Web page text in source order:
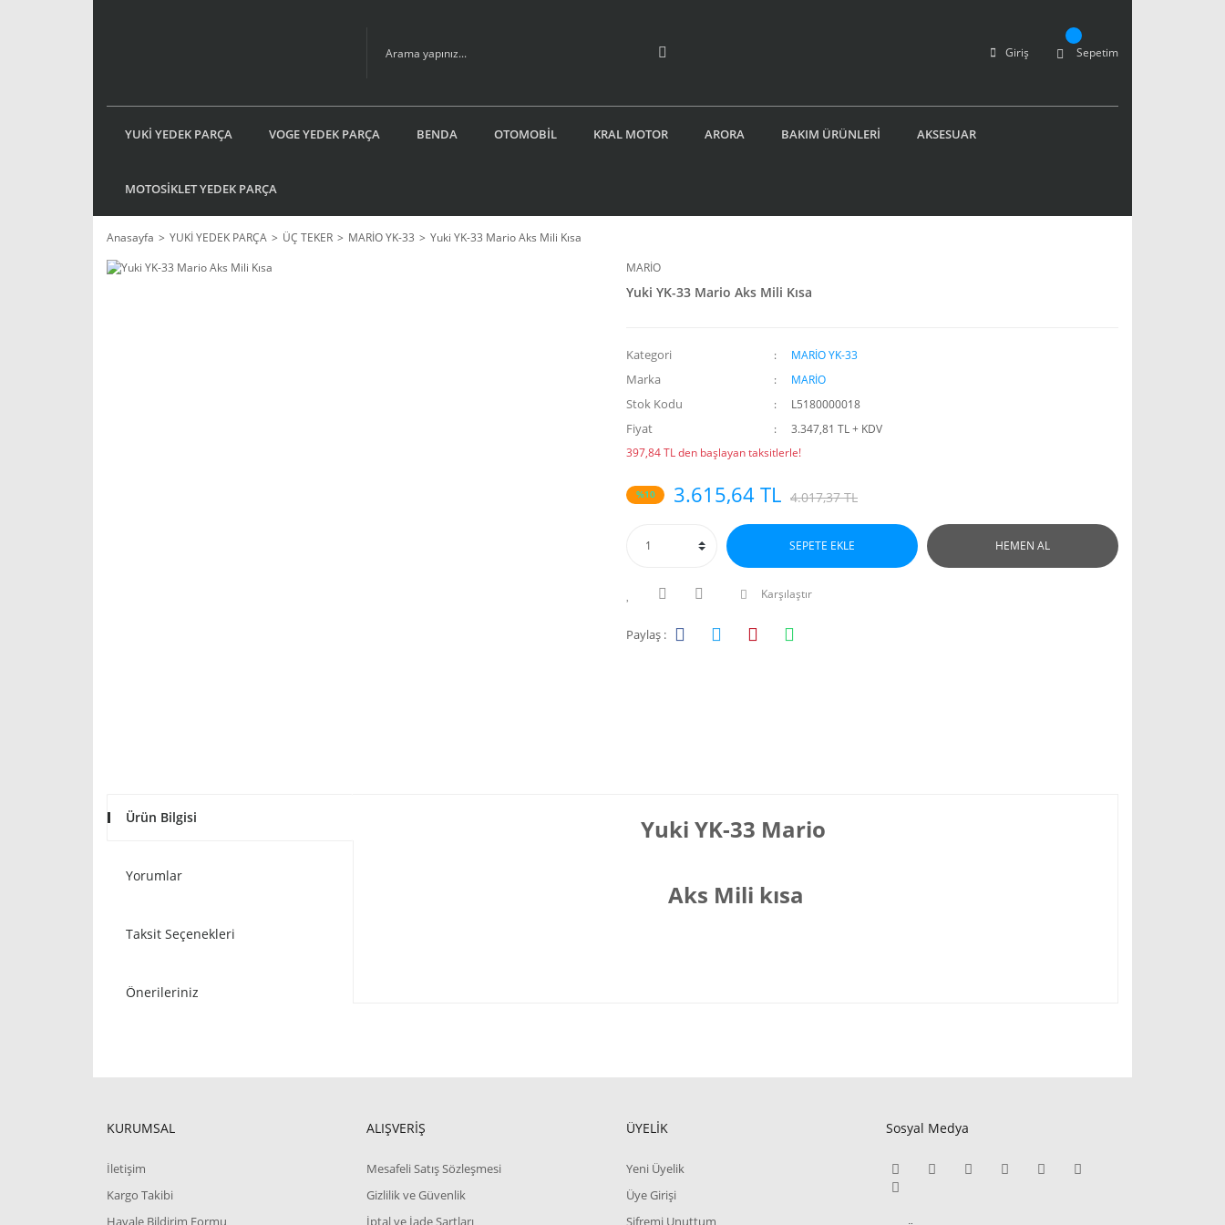
Giriş Sepetim
YUKİ YEDEK PARÇA VOGE YEDEK PARÇA BENDA OTOMOBİL KRAL MOTOR ARORA BAKIM ÜRÜNLERİ AKSESUAR
MOTOSİKLET YEDEK PARÇA
Anasayfa YUKİ YEDEK PARÇA ÜÇ TEKER MARİO YK-33
Yuki YK-33 Mario Aks Mili Kısa
MARİO
Yuki YK-33 Mario Aks Mili Kısa
Kategori MARİO YK-33
Marka MARİO
Stok Kodu L5180000018
Fiyat
3.347,81 TL + KDV
397,84 TL den başlayan taksitlerle!
%10 3.615,64 TL 4.017,37 TL
SEPETE EKLE HEMEN AL
Karşılaştır
Paylaş :
Ürün Bilgisi
Yorumlar
Taksit Seçenekleri
Önerileriniz
Yuki YK-33 Mario
Aks Mili kısa
KURUMSAL
İletişim
Kargo Takibi
Havale Bildirim Formu
ALIŞVERİŞ
Mesafeli Satış Sözleşmesi
Gizlilik ve Güvenlik
İptal ve İade Şartları
ÜYELİK
Yeni Üyelik
Üye Girişi
Şifremi Unuttum
Sosyal Medya